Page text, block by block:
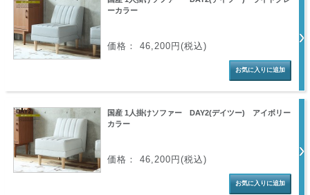
ーカラー
価格： 46,200円(税込)
国産 1人掛けソファー DAY2(デイツー) アイボリー
カラー
価格： 46,200円(税込)